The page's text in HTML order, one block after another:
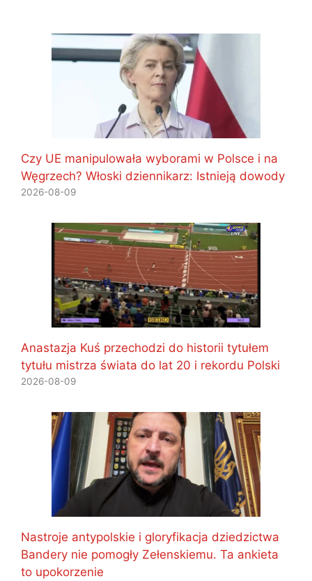
Czy UE manipulowała wyborami w Polsce i na
Węgrzech? Włoski dziennikarz: Istnieją dowody
2026-08-09
Anastazja Kuś przechodzi do historii tytułem
tytułu mistrza świata do lat 20 i rekordu Polski
2026-08-09
Nastroje antypolskie i gloryfikacja dziedzictwa
Bandery nie pomogły Zełenskiemu. Ta ankieta
to upokorzenie